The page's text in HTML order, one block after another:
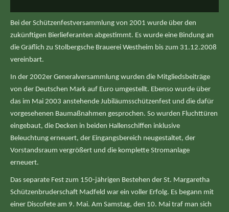
Bei der Schützenfestversammlung von 2001 wurde über den
zukünftigen Bierlieferanten abgestimmt. Es wurde eine Bindung an
die Gräflich zu Stolbergsche Brauerei Westheim bis zum 31.12.2008
vereinbart.
In der 2002er Generalversammlung wurden die Mitgliedsbeiträge
von der Deutschen Mark auf Euro umgestellt. Ebenso wurde über
das im Mai 2003 anstehende Jubiläumsschützenfest und die dafür
vorgesehenen Baumaßnahmen gesprochen. So wurden Fluchttüren
eingebaut, die Decken in beiden Hallenschiffen inklusive
Beleuchtung erneuert, der Eingangsbereich neugestaltet, der
Vorstandsraum vergrößert und die komplette Stromanlage
erneuert.
Das separate Fest zum 150-jährigen Bestehen der St. Margaretha
Schützenbruderschaft Madfeld war ein voller Erfolg. Es begann mit
einer Discofete am 9. Mai. Am Samstag, den 10. Mai traf man sich